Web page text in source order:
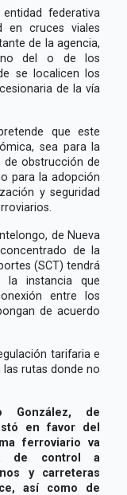
federativa
en cruces viales
de la agencia,
del o de los
se localicen los
de la vía
que este
sea para la
de obstrucción de
para la adopción
y seguridad
de Nueva
de la
(SCT) tendrá
la instancia que
entre los
de acuerdo
tarifaria e
rutas donde no
González, de
en favor del
ferroviario va
de control a
y carreteras
así como de